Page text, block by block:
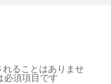
れることはありませ
必須項目です